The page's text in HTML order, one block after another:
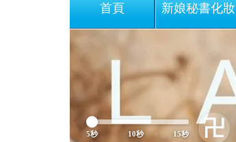
首頁 新娘秘書化妝
5秒 10秒 15秒 卍